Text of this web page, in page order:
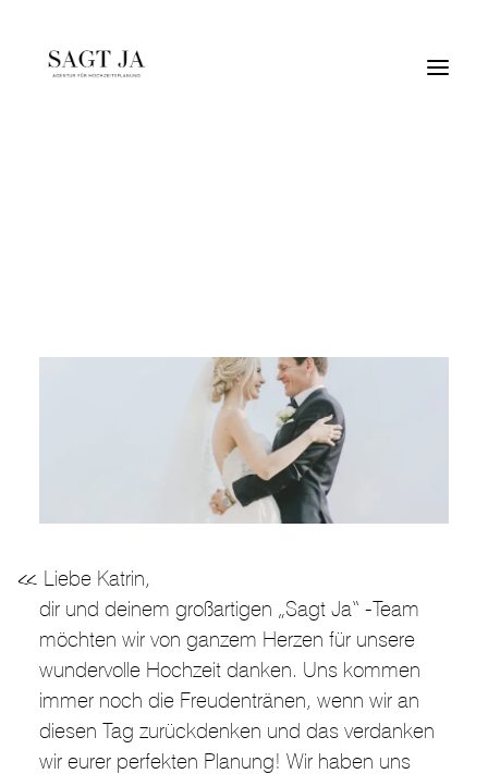
Liebe Katrin,
dir und deinem großartigen „Sagt Ja“ -Team
möchten wir von ganzem Herzen für unsere
wundervolle Hochzeit danken. Uns kommen
immer noch die Freudentränen, wenn wir an
diesen Tag zurückdenken und das verdanken
wir eurer perfekten Planung! Wir haben uns